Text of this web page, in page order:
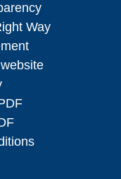
Way